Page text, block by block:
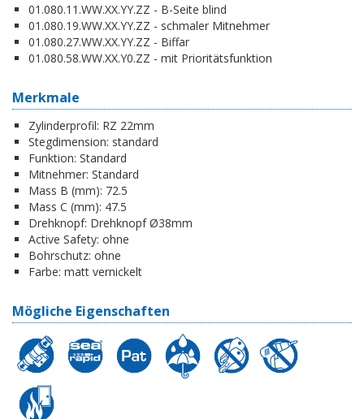
01.080.11.WW.XX.YY.ZZ - B-Seite blind
01.080.19.WW.XX.YY.ZZ - schmaler Mitnehmer
01.080.27.WW.XX.YY.ZZ - Biffar
01.080.58.WW.XX.Y0.ZZ - mit Prioritätsfunktion
Merkmale
Zylinderprofil: RZ 22mm
Stegdimension: standard
Funktion: Standard
Mitnehmer: Standard
Mass B (mm): 72.5
Mass C (mm): 47.5
Drehknopf: Drehknopf Ø38mm
Active Safety: ohne
Bohrschutz: ohne
Farbe: matt vernickelt
Mögliche Eigenschaften